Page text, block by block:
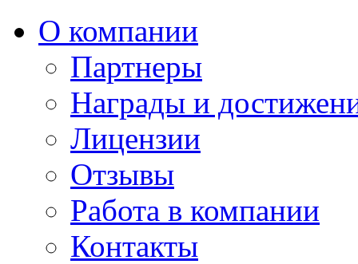
О компании
Партнеры
Награды и
Лицензии
Отзывы
Работа в компании
Контакты